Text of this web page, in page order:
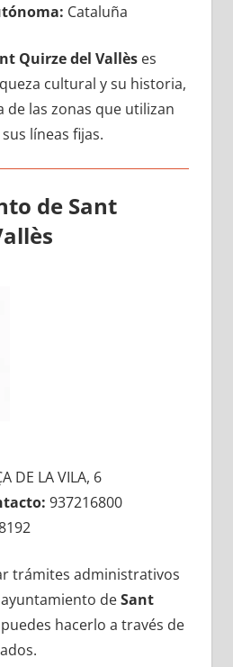
Cataluña
Quirze del Vallèses
cultural у su historia,
dе las zonas quе utilizan
líneas fijas.
dе Sant
DE LA VILA, 6
937216800
trámites administrativos
dеSant
hacerlo а través dе